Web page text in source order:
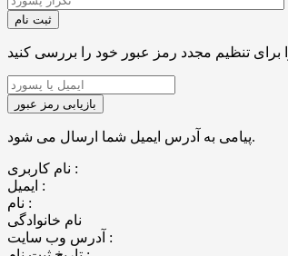
پیامی به آدرس ایمیل شما ارسال می شود.
نام کاربری :
ایمیل :
نام :
نام خانوادگی
آدرس وب سایت :